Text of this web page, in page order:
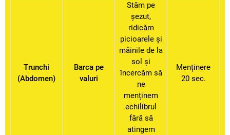
Trunchi
(Abdomen)
Barca pe
valuri
Stăm pe
șezut,
ridicăm
picioarele și
mâinile de la
sol și
încercăm să
ne
menținem
echilibrul
fără să
atingem
Menținere
20 sec.